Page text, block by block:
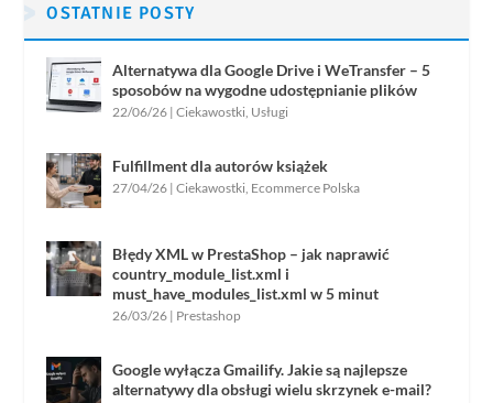
OSTATNIE POSTY
Alternatywa dla Google Drive i WeTransfer – 5
sposobów na wygodne udostępnianie plików
22/06/26 |Ciekawostki Usługi
Fulfillment dla autorów książek
27/04/26 |Ciekawostki Ecommerce Polska
Błędy XML w PrestaShop – jak naprawić
country_module_list.xml i
must_have_modules_list.xml w 5 minut
26/03/26 | Prestashop
Google wyłącza Gmailify. Jakie są najlepsze
alternatywy dla obsługi wielu skrzynek e-mail?